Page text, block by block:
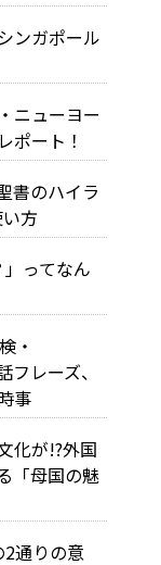
ンガポール
ニューヨー
ポート！
書のハイラ
方
ってなん
・
レーズ、
事
化が!?外国
「母国の魅
通りの意